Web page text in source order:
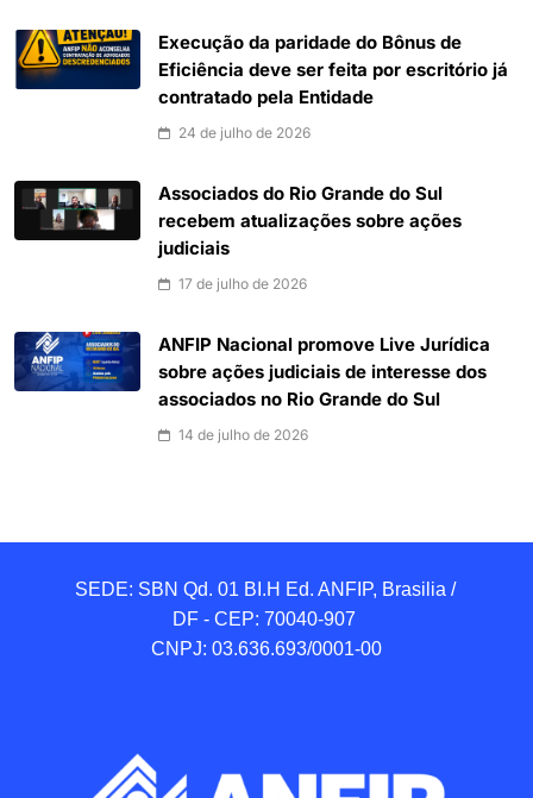
Execução da paridade do Bônus de
Eficiência deve ser feita por escritório já
contratado pela Entidade
24 de julho de 2026
Associados do Rio Grande do Sul
recebem atualizações sobre ações
judiciais
17 de julho de 2026
ANFIP Nacional promove Live Jurídica
sobre ações judiciais de interesse dos
associados no Rio Grande do Sul
14 de julho de 2026
SEDE: SBN Qd. 01 BI.H Ed. ANFIP, Brasilia /
DF - CEP: 70040-907
CNPJ: 03.636.693/0001-00